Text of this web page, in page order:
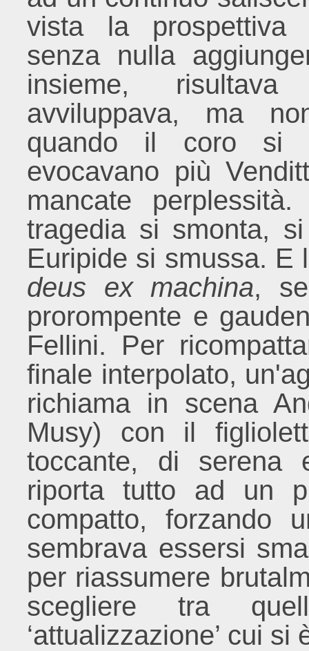
vista la prospettiva
senza nulla
insieme,
avviluppava, ma
quando il coro si
evocavano più
mancate
tragedia si smonta,
Euripide si smussa. E
deus ex machina,
prorompente e
Fellini. Per
finale interpolato,
richiama in scena
Musy) con il
toccante, di serena
riporta tutto ad un
compatto, forzando
sembrava essersi
per riassumere
scegliere tra
‘attualizzazione’ cui si